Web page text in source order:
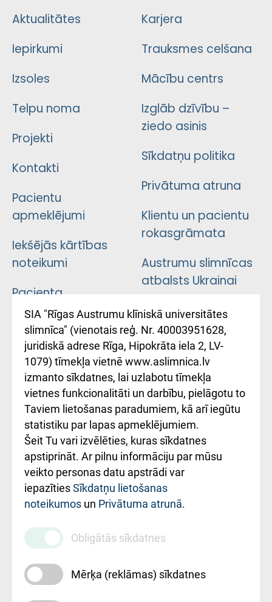
Aktualitātes
Iepirkumi
Izsoles
Telpu noma
Projekti
Kontakti
Pacientu
apmeklējumi
Iekšējās kārtības
noteikumi
Pacienta
atsauksmju/sūdzību
iesniegšanas
kārtība
Kā pie mums nokļūt
Rēķinu apmaksas
ceļvedis
Rekvizīti un
ārstniecības
iestādes kods
010000234
Maksas
pakalpojumu
cenrādis
Karjera
Trauksmes celšana
Mācību centrs
Izglāb dzīvību –
ziedo asinis
Sīkdatņu politika
Privātuma atruna
Klientu un pacientu
rokasgrāmata
Austrumu slimnīcas
atbalsts Ukrainai
Підтримка Східної
лікарні та співпраця з
Україною
SIA "Rīgas Austrumu klīniskā universitātes
slimnīca" (vienotais reģ. Nr. 40003951628,
juridiskā adrese Rīga, Hipokrāta iela 2, LV-
1079) tīmekļa vietnē www.aslimnica.lv
izmanto sīkdatnes, lai uzlabotu tīmekļa
vietnes funkcionalitāti un darbību, pielāgotu to
Taviem lietošanas paradumiem, kā arī iegūtu
statistiku par lapas apmeklējumiem.
Šeit Tu vari izvēlēties, kuras sīkdatnes
apstiprināt. Ar pilnu informāciju par mūsu
veikto personas datu apstrādi var
iepazītiesSīkdatņu lietošanas
noteikumos un Privātuma atrunā.
Obligātās sīkdatnes
Mērķa (reklāmas) sīkdatnes